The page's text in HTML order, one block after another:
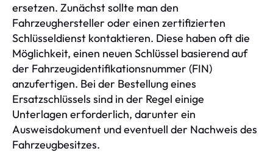
ersetzen. Zunächst sollte man den
Fahrzeughersteller oder einen zertifizierten
Schlüsseldienst kontaktieren. Diese haben oft die
Möglichkeit, einen neuen Schlüssel basierend auf
der Fahrzeugidentifikationsnummer (FIN)
anzufertigen. Bei der Bestellung eines
Ersatzschlüssels sind in der Regel einige
Unterlagen erforderlich, darunter ein
Ausweisdokument und eventuell der Nachweis des
Fahrzeugbesitzes.